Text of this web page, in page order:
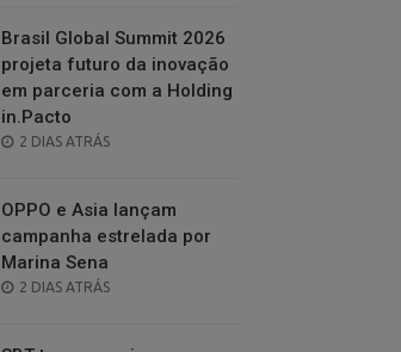
Brasil Global Summit 2026
projeta futuro da inovação
em parceria com a Holding
in.Pacto
POSTED
2 DIAS ATRÁS
OPPO e Asia lançam
campanha estrelada por
Marina Sena
POSTED
2 DIAS ATRÁS